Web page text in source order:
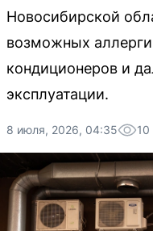
Новосибирской
возможных
кондиционеров и
эксплуатации.
8 июля, 2026, 04:35 10